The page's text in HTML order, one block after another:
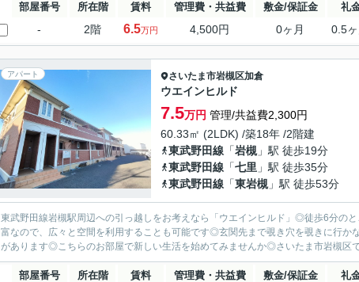
部屋番号 所在階 賃料 管理費・共益費 敷金/保証金 礼
- 2階 6.5万円 4,500円 0ヶ月 0.5ヶ
アパート さいたま市岩槻区加倉
ウエインヒルド
7.5万円 管理/共益費2,300円
60.33㎡ (2LDK) /築18年 /2階建
東武野田線 「岩槻 」駅 徒歩19分
東武野田線 「七里 」駅 徒歩35分
東武野田線 「東岩槻 」駅 徒歩53分
東武野田線岩槻駅周辺への引っ越しをお考えなら「ウエインヒルド」◎徒歩6分の
富なので、広々と空間を利用することも可能です◎玄関先まで覗き穴を覗きに行か
があります◎こちらのお部屋で新しい生活を始めてみませんか◎さいたま市岩槻区
部屋番号 所在階 賃料 管理費・共益費 敷金/保証金 礼